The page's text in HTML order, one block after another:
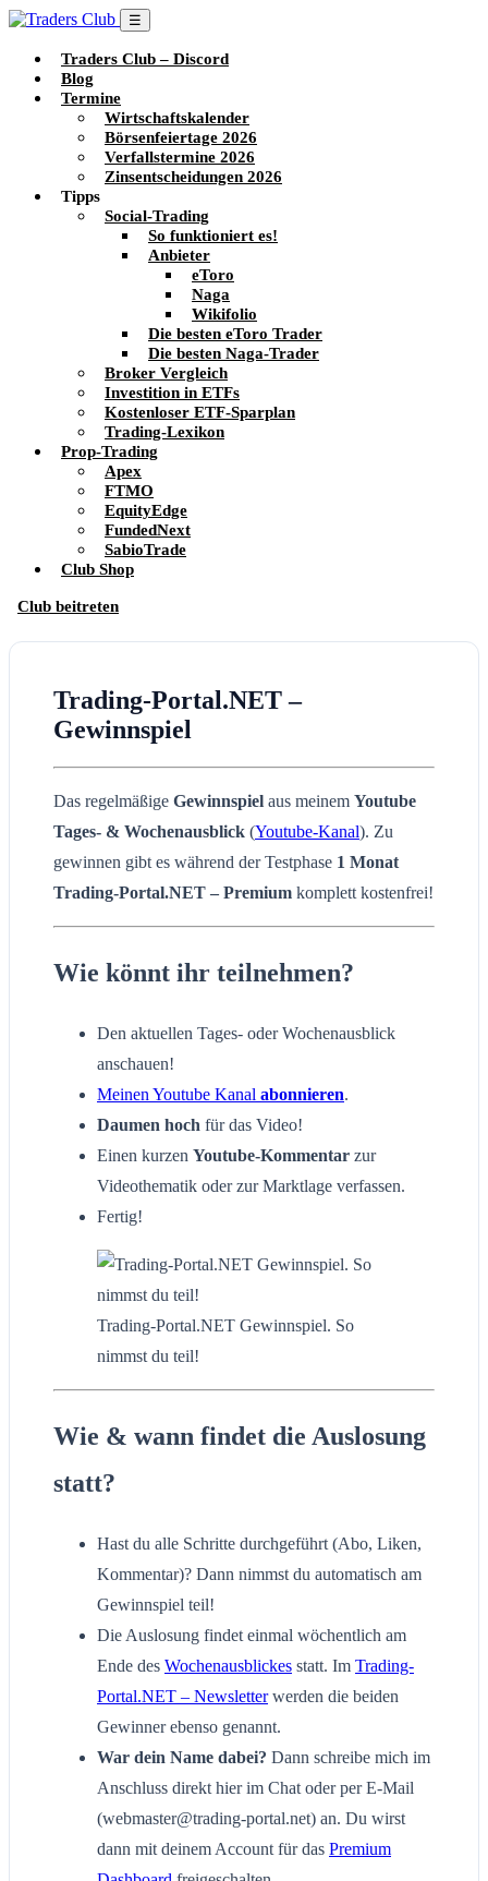
☰
Traders Club – Discord
Blog
Termine
Wirtschaftskalender
Börsenfeiertage 2026
Verfallstermine 2026
Zinsentscheidungen 2026
Tipps
Social-Trading
So funktioniert es!
Anbieter
eToro
Naga
Wikifolio
Die besten eToro Trader
Die besten Naga-Trader
Broker Vergleich
Investition in ETFs
Kostenloser ETF-Sparplan
Trading-Lexikon
Prop-Trading
Apex
FTMO
EquityEdge
FundedNext
SabioTrade
Club Shop
Club beitreten
Trading-Portal.NET –
Gewinnspiel
Das regelmäßige Gewinnspiel aus meinem Youtube
Tages- & Wochenausblick (Youtube-Kanal). Zu
gewinnen gibt es während der Testphase 1 Monat
Trading-Portal.NET – Premium komplett kostenfrei!
Wie könnt ihr teilnehmen?
Den aktuellen Tages- oder Wochenausblick
anschauen!
Meinen Youtube Kanal abonnieren.
Daumen hoch für das Video!
Einen kurzen Youtube-Kommentar zur
Videothematik oder zur Marktlage verfassen.
Fertig!
Trading-Portal.NET Gewinnspiel. So
nimmst du teil!
Wie & wann findet die Auslosung
statt?
Hast du alle Schritte durchgeführt (Abo, Liken,
Kommentar)? Dann nimmst du automatisch am
Gewinnspiel teil!
Die Auslosung findet einmal wöchentlich am
Ende des Wochenausblickes statt. Im Trading-
Portal.NET – Newsletterwerden die beiden
Gewinner ebenso genannt.
War dein Name dabei? Dann schreibe mich im
Anschluss direkt hier im Chat oder per E-Mail
(webmaster@trading-portal.net) an. Du wirst
dann mit deinem Account für das Premium